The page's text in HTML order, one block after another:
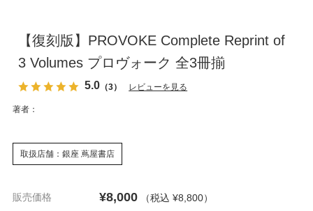
【復刻版】PROVOKE Complete Reprint of
3 Volumes プロヴォーク 全3冊揃
5.0 （3） レビューを見る
著者：
取扱店舗：銀座 蔦屋書店
販売価格 ¥8,000 （税込 ¥8,800）